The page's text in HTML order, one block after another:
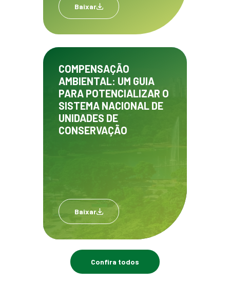
Baixar
COMPENSAÇÃO
AMBIENTAL: UM GUIA
PARA POTENCIALIZAR O
SISTEMA NACIONAL DE
UNIDADES DE
CONSERVAÇÃO
Baixar
Confira todos